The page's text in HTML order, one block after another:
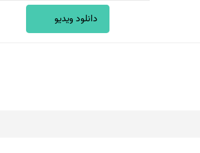
دانلود ویدیو